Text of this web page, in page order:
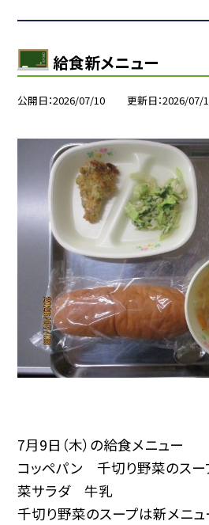
給食新メニュー
公開日 2026/07/10 更新日 2026/07/
7月9日（木）の給食メニュー
コッペパン 千切り野菜のスー
菜サラダ 牛乳
千切り野菜のスープは新メニュ